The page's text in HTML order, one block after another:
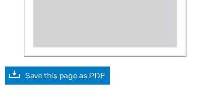
Save this page as PDF